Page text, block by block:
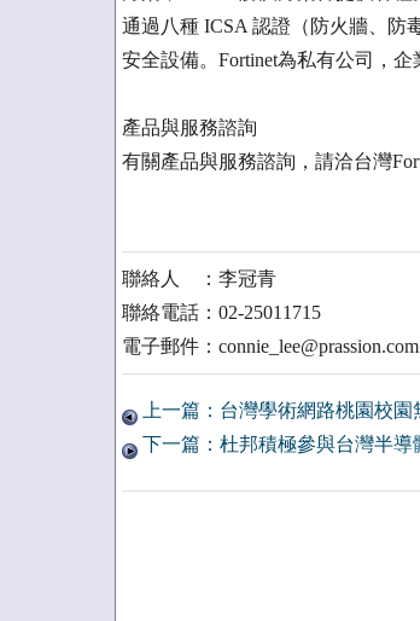
通過八種 ICSA 認證（防火牆、防
安全設備。Fortinet為私有公司，企
產品與服務諮詢
有關產品與服務諮詢，請洽台灣
聯絡人 ：李冠青
聯絡電話：02-25011715
電子郵件：
上一篇：台灣學術網路桃園校園
下一篇：杜邦積極參與台灣半導